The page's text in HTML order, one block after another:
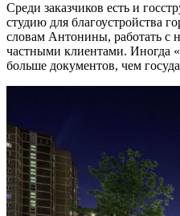
Среди заказчиков есть и
студию для благоустройства
словам Антонины, работать с
частными клиентами. Иногда
больше документов, чем